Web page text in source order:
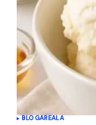
BLOGAREALA